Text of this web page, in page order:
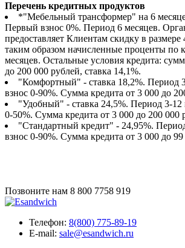
Перечень кредитных продуктов
*"Мебельный трансформер" на 6
Первый взнос 0%. Период 6 месяцев.
предоставляет Клиентам скидку в
таким образом начисленные проценты по
месяцев. Остальные условия кредита:
до 200 000 рублей, ставка 14,1%.
"Комфортный" - ставка 18,2%. Период
взнос 0-90%. Сумма кредита от 3 000 до
"Удобный" - ставка 24,5%. Период 3-
0-50%. Сумма кредита от 3 000 до 200 000
"Стандартный кредит" - 24,95%.
взнос 0-90%. Сумма кредита от 3 000 до
Позвоните нам 8 800 7758 919
Телефон: 8(800) 775-89-19
E-mail: sale@esandwich.ru